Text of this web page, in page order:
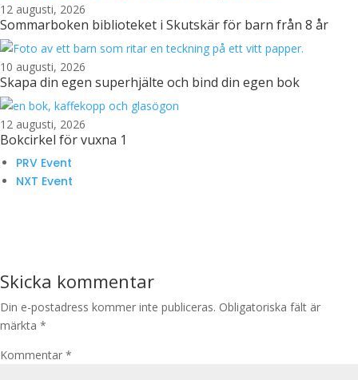
12 augusti, 2026
Sommarboken biblioteket i Skutskär för barn från 8 år
10 augusti, 2026
Skapa din egen superhjälte och bind din egen bok
12 augusti, 2026
Bokcirkel för vuxna 1
PRV Event
NXT Event
Skicka kommentar
Din e-postadress kommer inte publiceras. Obligatoriska fält är
märkta *
Kommentar *